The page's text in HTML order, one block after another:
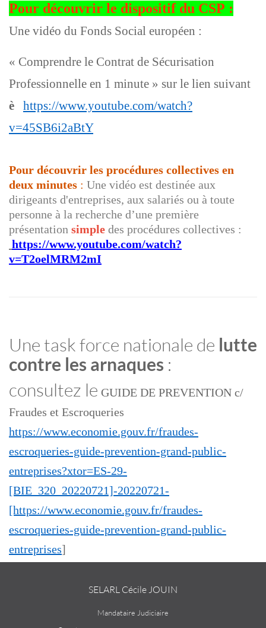
Pour découvrir le dispositif du CSP :
Une vidéo du Fonds Social européen :
« Comprendre le Contrat de Sécurisation
Professionnelle en 1 minute » sur le lien suivant
è
https://www.youtube.com/watch?
v=45SB6i2aBtY
Pour découvrir les procédures collectives en
deux minutes : Une vidéo est destinée aux
dirigeants d'entreprises, aux salariés ou à toute
personne à la recherche d’une première
présentation simple des procédures collectives :
https://www.youtube.com/watch?
v=T2oelMRM2mI
Une task force nationale de lutte
contre les arnaques :
consultez le GUIDE DE PREVENTION c/
Fraudes et Escroqueries
https://www.economie.gouv.fr/fraudes-
escroqueries-guide-prevention-grand-public-
entreprises?xtor=ES-29-
[BIE_320_20220721]-20220721-
[https://www.economie.gouv.fr/fraudes-
escroqueries-guide-prevention-grand-public-
entreprises]
SELARL Cécile JOUIN
Mandataire Judiciaire